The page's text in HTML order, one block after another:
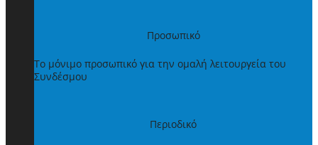
Προσωπικό
Το μόνιμο προσωπικό για την ομαλή λειτουργεία του
Συνδέσμου
Περιοδικό